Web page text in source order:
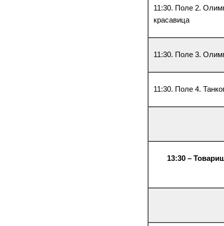
11:30. Поле 2.
красавица
11:30. Поле 3.
11:30. Поле 4.
13:30 –